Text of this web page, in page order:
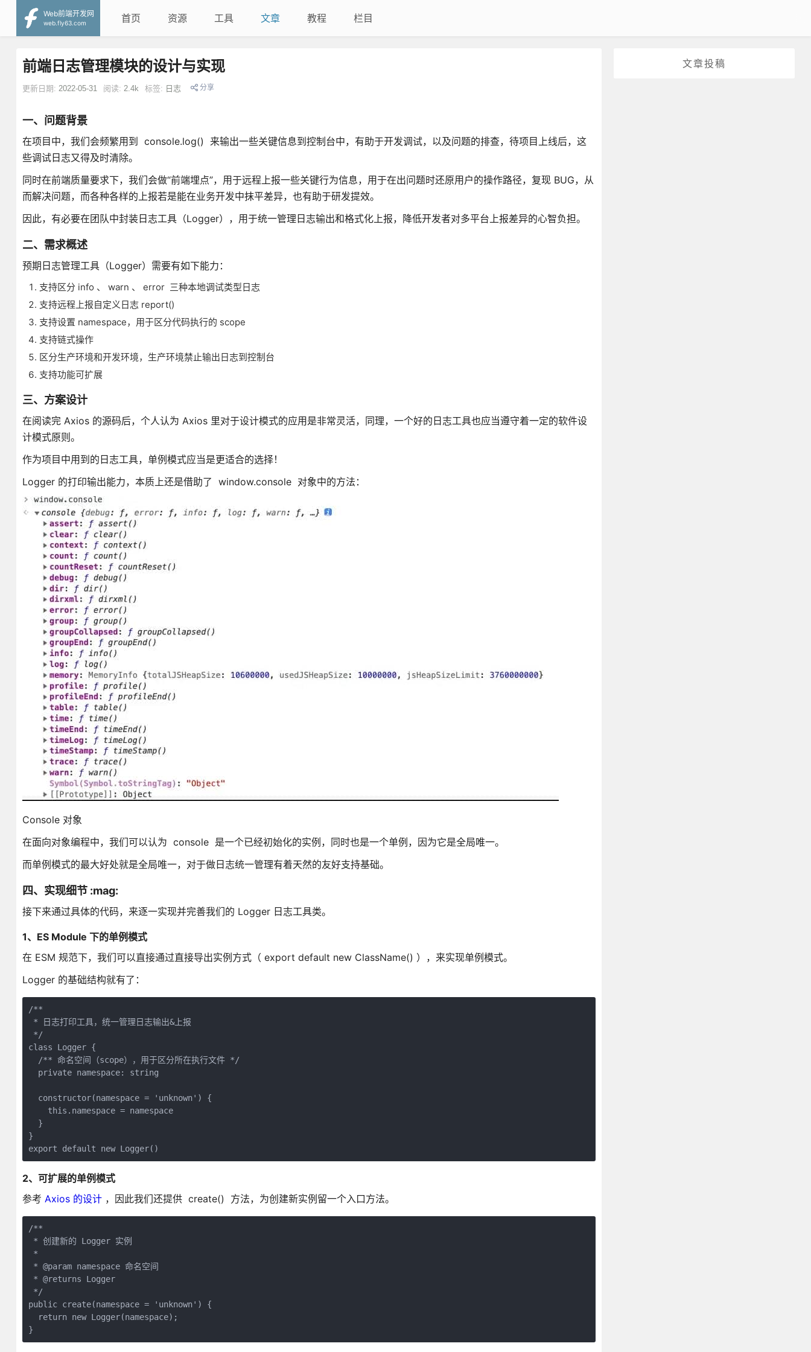
Web前端开发网
web.fly63.com
首页 资源 工具 文章 教程 栏目
文章投稿
前端日志管理模块的设计与实现
更新日期: 2022-05-31 阅读: 2.4k 标签: 日志 分享
一、问题背景
在项目中，我们会频繁用到 console.log() 来输出一些关键信息到控制台中，有助于开发调试，以及问题的排查，待项目上线后，这
些调试日志又得及时清除。
同时在前端质量要求下，我们会做“前端埋点”，用于远程上报一些关键行为信息，用于在出问题时还原用户的操作路径，复现 BUG，从
而解决问题，而各种各样的上报若是能在业务开发中抹平差异，也有助于研发提效。
因此，有必要在团队中封装日志工具（Logger），用于统一管理日志输出和格式化上报，降低开发者对多平台上报差异的心智负担。
二、需求概述
预期日志管理工具（Logger）需要有如下能力：
支持区分 info 、 warn 、 error 三种本地调试类型日志
支持远程上报自定义日志 report()
支持设置 namespace，用于区分代码执行的 scope
支持链式操作
区分生产环境和开发环境，生产环境禁止输出日志到控制台
支持功能可扩展
三、方案设计
在阅读完 Axios 的源码后，个人认为 Axios 里对于设计模式的应用是非常灵活，同理，一个好的日志工具也应当遵守着一定的软件设
计模式原则。
作为项目中用到的日志工具，单例模式应当是更适合的选择！
Logger 的打印输出能力，本质上还是借助了 window.console 对象中的方法：
Console 对象
在面向对象编程中，我们可以认为 console 是一个已经初始化的实例，同时也是一个单例，因为它是全局唯一。
而单例模式的最大好处就是全局唯一，对于做日志统一管理有着天然的友好支持基础。
四、实现细节 :mag:
接下来通过具体的代码，来逐一实现并完善我们的 Logger 日志工具类。
1、ES Module 下的单例模式
在 ESM 规范下，我们可以直接通过直接导出实例方式（ export default new ClassName() ），来实现单例模式。
Logger 的基础结构就有了：
/**
* 日志打印工具，统一管理日志输出&上报
*/
class Logger {
  /** 命名空间（scope），用于区分所在执行文件 */
  private namespace: string
  constructor(namespace = 'unknown') {
    this.namespace = namespace
  }
}
export default new Logger()
2、可扩展的单例模式
参考 Axios 的设计，因此我们还提供 create() 方法，为创建新实例留一个入口方法。
/**
* 创建新的 Logger 实例
*
* @param namespace 命名空间
* @returns Logger
*/
public create(namespace = 'unknown') {
  return new Logger(namespace);
}